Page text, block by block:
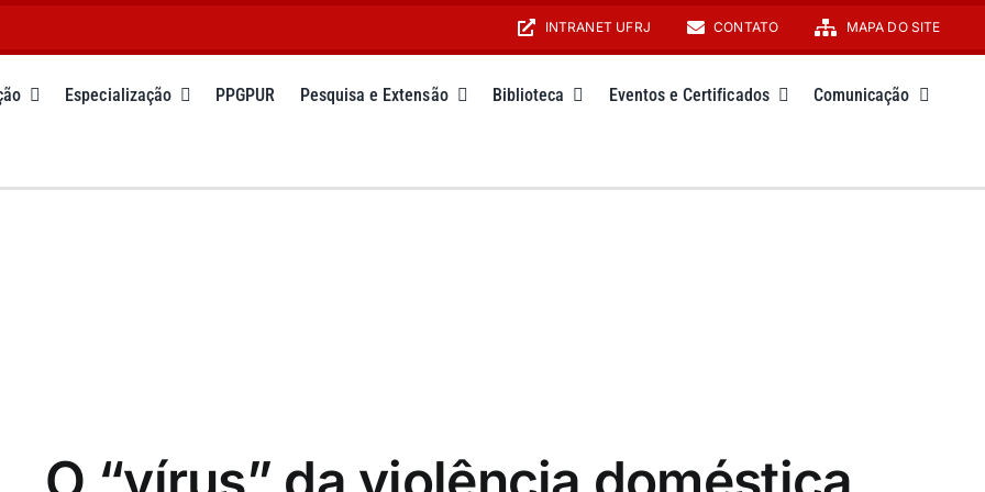
INTRANET UFRJ CONTATO MAPA DO SITE
Especialização PPGPUR Pesquisa e Extensão Biblioteca Eventos e Certificados Comunicação